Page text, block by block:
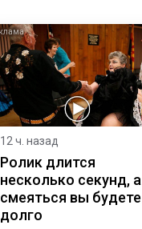
12 ч. назад
Ролик длится
несколько секунд, а
смеяться вы будете
долго